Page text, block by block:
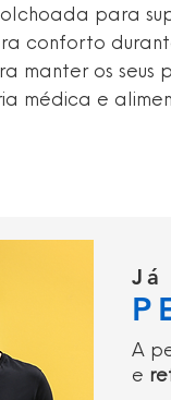
para
conforto
manter os seus
médica e
Já
A
e